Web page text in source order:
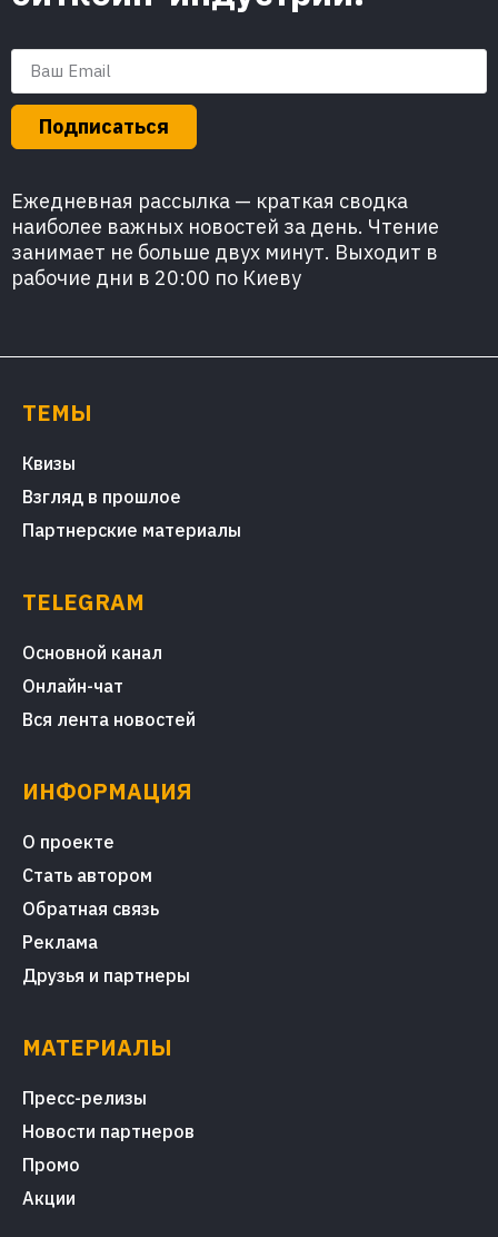
Подписаться
Ежедневная рассылка — краткая сводка
наиболее важных новостей за день. Чтение
занимает не больше двух минут. Выходит в
рабочие дни в 20:00 по Киеву
ТЕМЫ
Квизы
Взгляд в прошлое
Партнерские материалы
TELEGRAM
Основной канал
Онлайн-чат
Вся лента новостей
ИНФОРМАЦИЯ
О проекте
Стать автором
Обратная связь
Реклама
Друзья и партнеры
МАТЕРИАЛЫ
Пресс-релизы
Новости партнеров
Промо
Акции